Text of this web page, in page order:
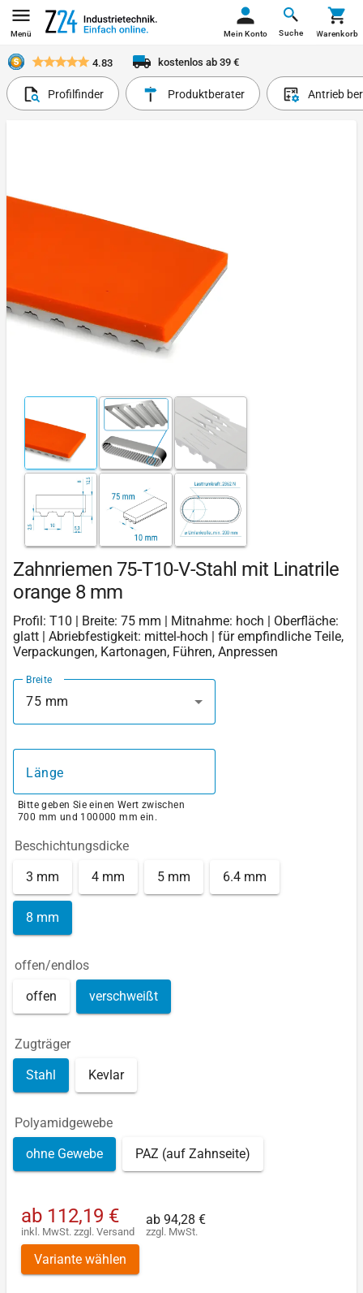
Menü Suche
Mein Konto Warenkorb
4.83 kostenlos ab 39 €
Profilfinder Produktberater Antrieb
Zahnriemen 75-T10-V-Stahl mit Linatrile
orange 8 mm
Profil: T10 | Breite: 75 mm | Mitnahme: hoch | Oberfläche:
glatt | Abriebfestigkeit: mittel-hoch | für empfindliche Teile,
Verpackungen, Kartonagen, Führen, Anpressen
Breite
75 mm
Länge
Bitte geben Sie einen Wert zwischen
700 mm und 100000 mm ein.
Beschichtungsdicke
3 mm 4 mm 5 mm 6.4 mm
8 mm
offen/endlos
offen verschweißt
Zugträger
Stahl Kevlar
Polyamidgewebe
ohne Gewebe PAZ (auf Zahnseite)
ab 112,19 €
inkl. MwSt. zzgl. Versand
ab 94,28 €
zzgl. MwSt.
Variante wählen